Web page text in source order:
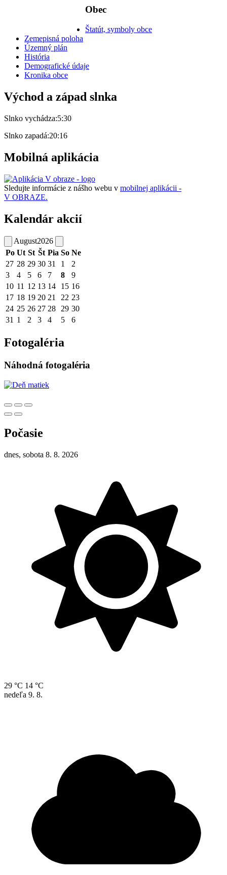
Obec
Štatút, symboly obce
Zemepisná poloha
Územný plán
História
Demografické údaje
Kronika obce
Východ a západ slnka
Slnko vychádza:5:30
Slnko zapadá:20:16
Mobilná aplikácia
Sledujte informácie z nášho webu v mobilnej aplikácii -
V OBRAZE.
Kalendár akcií
August2026
Po Ut St Št Pia So Ne
27 28 29 30 31 1
2
3
4 5 6 7 8
9
10 11 12 13 14 15 16
17 18 19 20 21 22 23
24 25 26 27 28 29 30
31 1 2 3 4 5 6
Fotogaléria
Náhodná fotogaléria
Počasie
dnes, sobota 8. 8. 2026
29 °C 14 °C
nedeľa 9. 8.